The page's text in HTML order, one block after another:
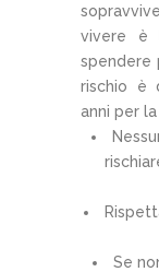
vivere è
spendere
rischio è
anni per
Se